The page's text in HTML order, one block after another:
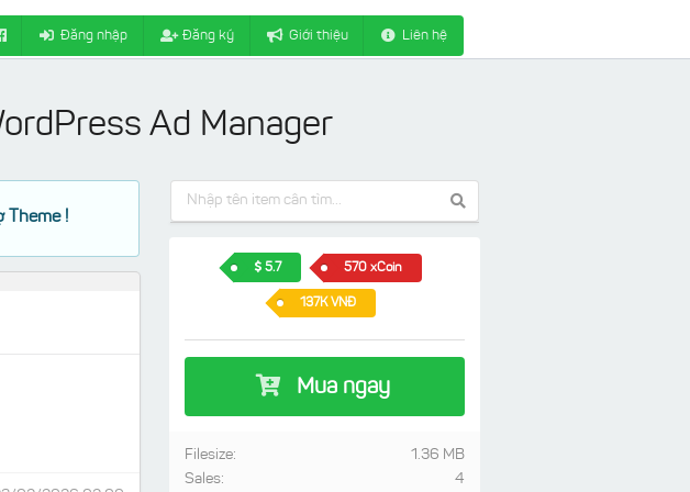
Đăng nhập Đăng ký Giới thiệu Liên hệ
Ad Manager
Theme !
5.7 570 xCoin
137K VNĐ
Mua ngay
1.36 MB
Filesize:
4
Sales: